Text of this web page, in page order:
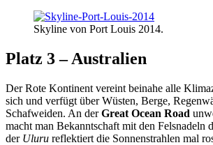
Skyline von Port Louis 2014.
Platz 3 – Australien
Der Rote Kontinent vereint beinahe alle
sich und verfügt über Wüsten, Berge,
Schafweiden. An derGreat Ocean Road
macht man Bekanntschaft mit den Felsnadeln
der Uluru reflektiert die Sonnenstrahlen mal